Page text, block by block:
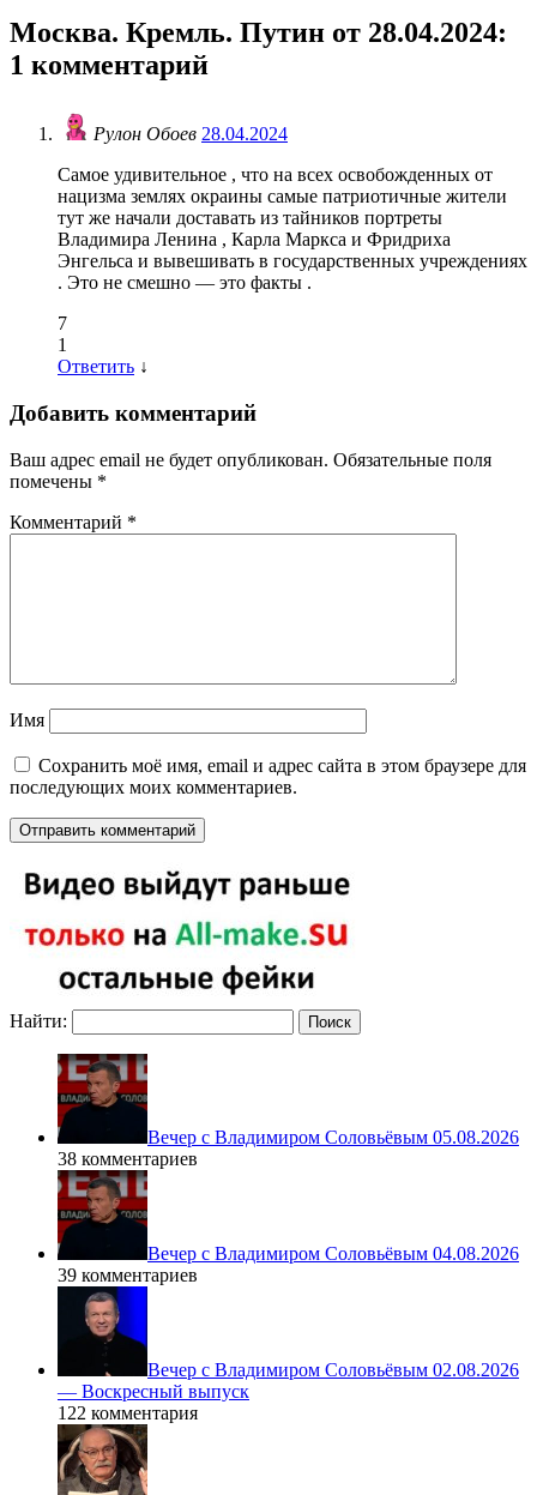
Москва. Кремль. Путин от 28.04.2024:
1 комментарий
Рулон Обоев 28.04.2024
Самое удивительное , что на всех освобожденных от
нацизма землях окраины самые патриотичные жители
тут же начали доставать из тайников портреты
Владимира Ленина , Карла Маркса и Фридриха
Энгельса и вывешивать в государственных учреждениях
. Это не смешно — это факты .
7
1
Ответить ↓
Добавить комментарий
Ваш адрес email не будет опубликован. Обязательные поля
помечены *
Комментарий *
Имя
Сохранить моё имя, email и адрес сайта в этом браузере для
последующих моих комментариев.
Найти:
Вечер с Владимиром Соловьёвым 05.08.2026
38 комментариев
Вечер с Владимиром Соловьёвым 04.08.2026
39 комментариев
Вечер с Владимиром Соловьёвым 02.08.2026
— Воскресный выпуск
122 комментария